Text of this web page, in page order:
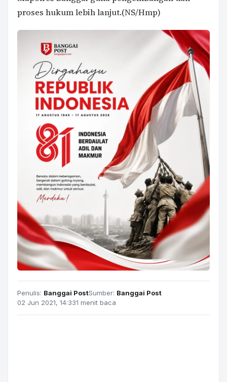
proses hukum lebih lanjut.(NS/Hmp)
Penulis: Banggai PostSumber: Banggai Post
02 Jun 2021, 14:331 menit baca